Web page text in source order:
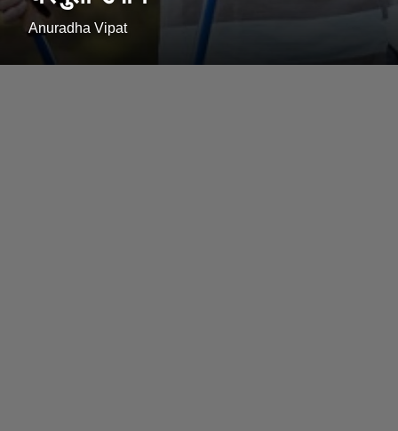
Anuradha Vipat